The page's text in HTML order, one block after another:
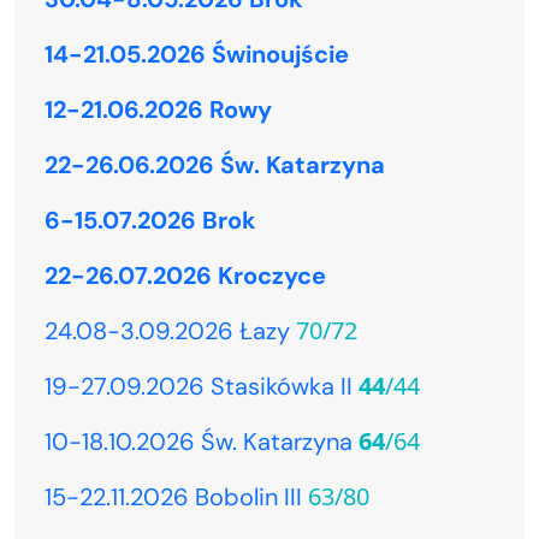
14-21.05.2026 Świnoujście
12-21.06.2026 Rowy
22-26.06.2026 Św. Katarzyna
6-15.07.2026 Brok
22-26.07.2026 Kroczyce
24.08-3.09.2026 Łazy70/72
19-27.09.2026 Stasikówka II 44/44
10-18.10.2026 Św. Katarzyna 64/64
15-22.11.2026 Bobolin III 63/80